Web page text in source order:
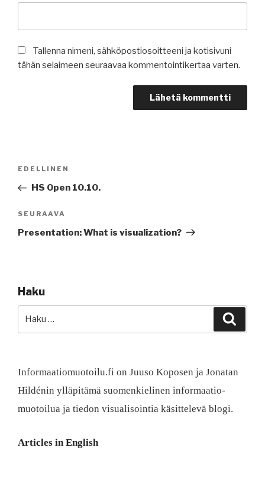
Tallenna nimeni, sähköpostiosoitteeni ja kotisivuni
tähän selaimeen seuraavaa kommentointikertaa varten.
Edellinen
artikkeli
EDELLINEN
HS Open 10.10.
Seuraava
artikkeli
SEURAAVA
Presentation: What is visualization?
Haku
Informaatiomuotoilu.fi on Juuso Koposen ja Jonatan
Hildénin ylläpitämä suomen­kielinen informaatio­
muotoilua ja tiedon visualisointia käsittelevä blogi.
Articles in English